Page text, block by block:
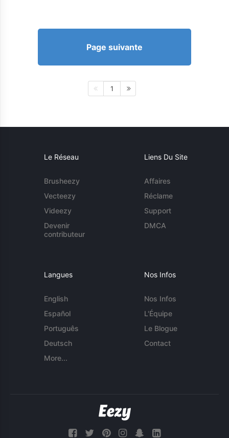
Page suivante
1
Le Réseau
Brusheezy
Vecteezy
Videezy
Devenir
contributeur
Liens Du Site
Affaires
Réclame
Support
DMCA
Langues
English
Español
Português
Deutsch
More...
Nos Infos
Nos Infos
L'Équipe
Le Blogue
Contact